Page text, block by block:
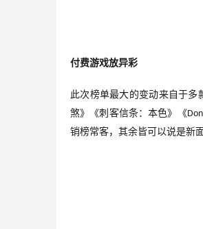
付费游戏放异彩
此次榜单最大的变动来自于多
煞》《刺客信条：本色》《Don
销榜常客，其余皆可以说是新面